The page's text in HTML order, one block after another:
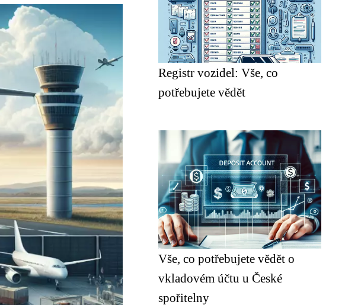
Registr vozidel: Vše, co
potřebujete vědět
Vše, co potřebujete vědět o
vkladovém účtu u České
spořitelny